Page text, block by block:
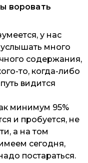
воровать
у нас
много
содержания,
то, когда-либо
видится
минимум 95%
и пробуется, не
а на том
сегодня,
постараться.